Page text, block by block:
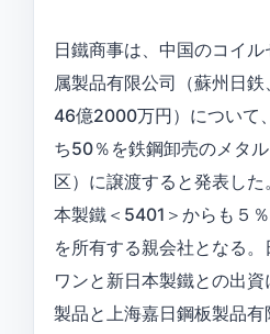
日鐵商事は、中国のコイ
属製品有限公司（蘇州日
46億2000万円）について
ち50％を鉄鋼卸売のメタ
区）に譲渡すると発表した
本製鐵＜5401＞からも５
を所有する親会社となる
ワンと新日本製鐵との出
製品と上海嘉日鋼板製品